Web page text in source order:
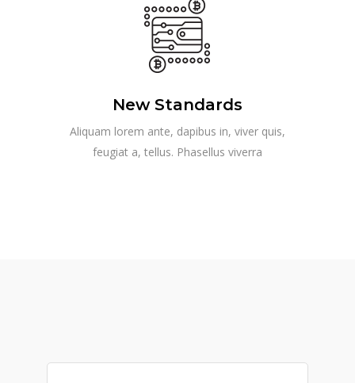
New Standards
Aliquam lorem ante, dapibus in, viver quis,
feugiat a, tellus. Phasellus viverra